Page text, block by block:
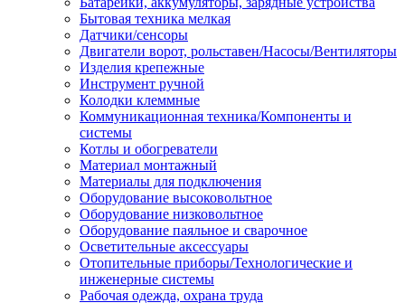
Бытовая техника мелкая
Датчики/сенсоры
Двигатели ворот, рольставен/Насосы/Вентиляторы
Изделия крепежные
Инструмент ручной
Колодки клеммные
Коммуникационная техника/Компоненты и
системы
Котлы и обогреватели
Материал монтажный
Материалы для подключения
Оборудование высоковольтное
Оборудование низковольтное
Оборудование паяльное и сварочное
Осветительные аксессуары
Отопительные приборы/Технологические и
инженерные системы
Рабочая одежда, охрана труда